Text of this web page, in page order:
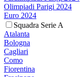
Olimpiadi Parigi 2024
Euro 2024
Squadra Serie A
Atalanta
Bologna
Cagliari
Como
Fiorentina